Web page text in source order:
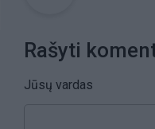
Rašyti
Jūsų vardas